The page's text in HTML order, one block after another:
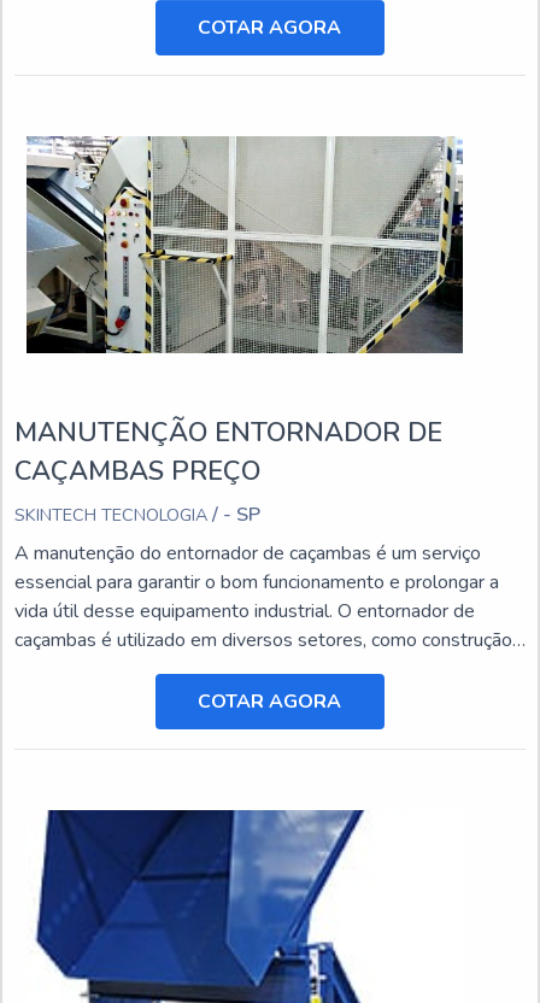
COTAR AGORA
MANUTENÇÃO ENTORNADOR DE
CAÇAMBAS PREÇO
SKINTECH TECNOLOGIA / - SP
A manutenção do entornador de caçambas é um serviço
essencial para garantir o bom funcionamento e prolongar a
vida útil desse equipamento industrial. O entornador de
caçambas é utilizado em diversos setores, como construção
civil, mineração e agricultura, e está sujeito a desgastes e
danos ao longo do tempo.COTAR AGORA